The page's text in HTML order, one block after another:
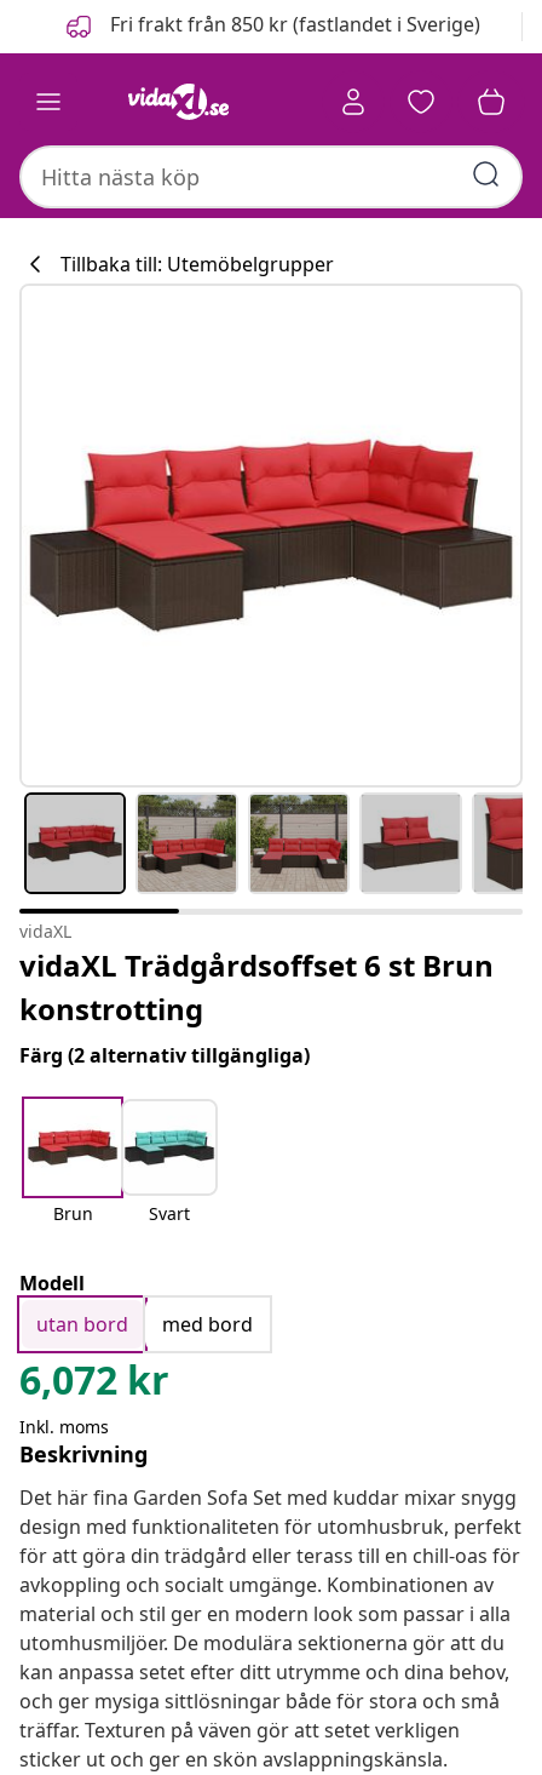
FöregåendeFri frakt från 850 kr (fastlandet i Sverige)
Tillbaka till: Utemöbelgrupper
vidaXL
vidaXL Trädgårdsoffset 6 st Brun
konstrotting
Färg (2 alternativ tillgängliga)
Brun Svart
Modell
utan bord
med bord
6,072 kr
Inkl. moms
Beskrivning
Det här fina Garden Sofa Set med kuddar mixar snygg
design med funktionaliteten för utomhusbruk, perfekt
för att göra din trädgård eller terass till en chill-oas för
avkoppling och socialt umgänge. Kombinationen av
material och stil ger en modern look som passar i alla
utomhusmiljöer. De modulära sektionerna gör att du
kan anpassa setet efter ditt utrymme och dina behov,
och ger mysiga sittlösningar både för stora och små
träffar. Texturen på väven gör att setet verkligen
sticker ut och ger en skön avslappningskänsla.